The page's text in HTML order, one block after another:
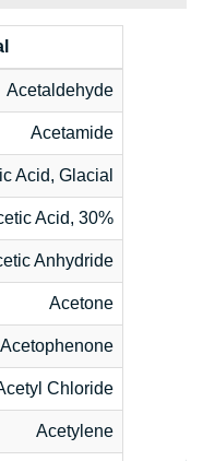
Acetaldehyde
Acetamide
Acid, Glacial
Acid, 30%
Anhydride
Acetone
Acetophenone
Chloride
Acetylene